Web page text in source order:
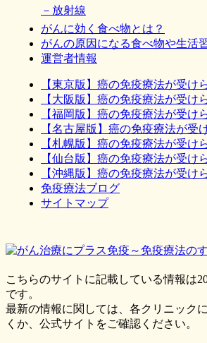
放射線
がんに効く食べ物とは？
がんの原因になる食べ物や生活
運営者情報
【東京版】癌の免疫療法が受け
【大阪版】癌の免疫療法が受け
【福岡版】癌の免疫療法が受け
【名古屋版】癌の免疫療法が受
【札幌版】癌の免疫療法が受け
【仙台版】癌の免疫療法が受け
【沖縄版】癌の免疫療法が受け
免疫療法ブログ
サイトマップ
こちらのサイトに記載している情報は
です。
最新の情報に関しては、各クリニック
くか、公式サイトをご確認ください。